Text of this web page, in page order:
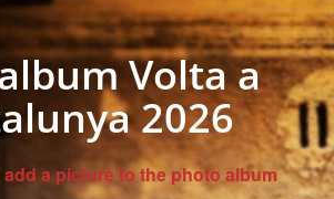
Volta a
2026
a picture to the photo album